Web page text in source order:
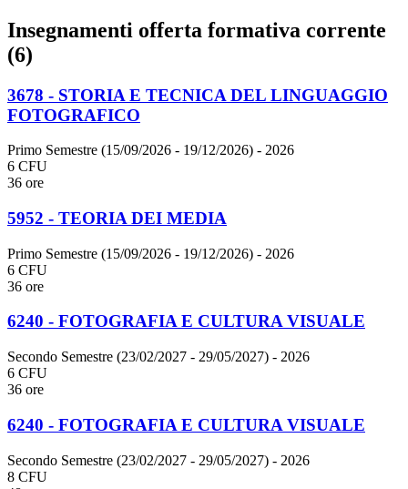
Insegnamenti offerta formativa corrente
(6)
3678 - STORIA E TECNICA DEL LINGUAGGIO
FOTOGRAFICO
Primo Semestre (15/09/2026 - 19/12/2026) - 2026
6 CFU
36 ore
5952 - TEORIA DEI MEDIA
Primo Semestre (15/09/2026 - 19/12/2026) - 2026
6 CFU
36 ore
6240 - FOTOGRAFIA E CULTURA VISUALE
Secondo Semestre (23/02/2027 - 29/05/2027) - 2026
6 CFU
36 ore
6240 - FOTOGRAFIA E CULTURA VISUALE
Secondo Semestre (23/02/2027 - 29/05/2027) - 2026
8 CFU